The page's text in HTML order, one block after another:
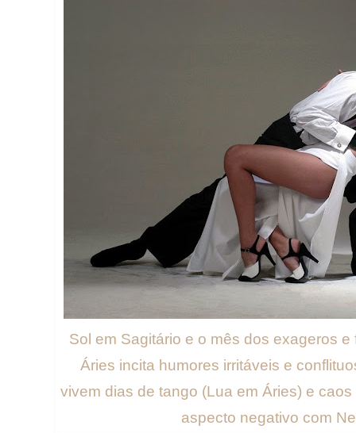
Sol em Sagitário e o mês dos exageros
Áries incita humores irritáveis e
vivem dias de tango (Lua em Áries) e
aspecto negativo com